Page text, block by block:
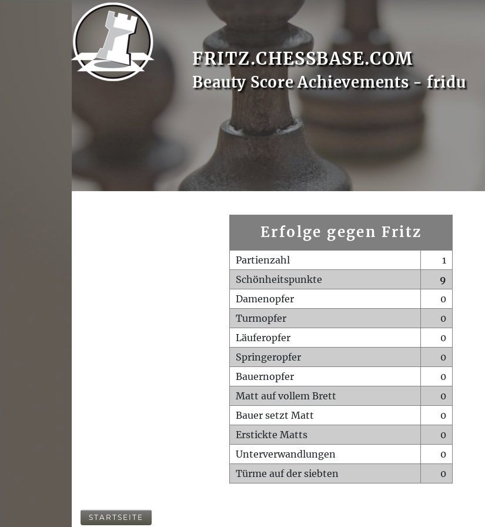
FRITZ.CHESSBASE.COM
Beauty Score Achievements - fridu
Erfolge gegen Fritz
Partienzahl
1
Schönheitspunkte
9
Damenopfer
0
Turmopfer
0
Läuferopfer
0
Springeropfer
0
Bauernopfer
0
Matt auf vollem Brett
0
Bauer setzt Matt
0
Erstickte Matts
0
Unterverwandlungen
0
Türme auf der siebten
0
STARTSEITE